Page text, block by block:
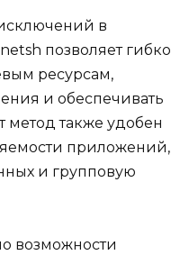
в
позволяет гибко
ресурсам,
и обеспечивать
метод также удобен
приложений,
и групповую
возможности